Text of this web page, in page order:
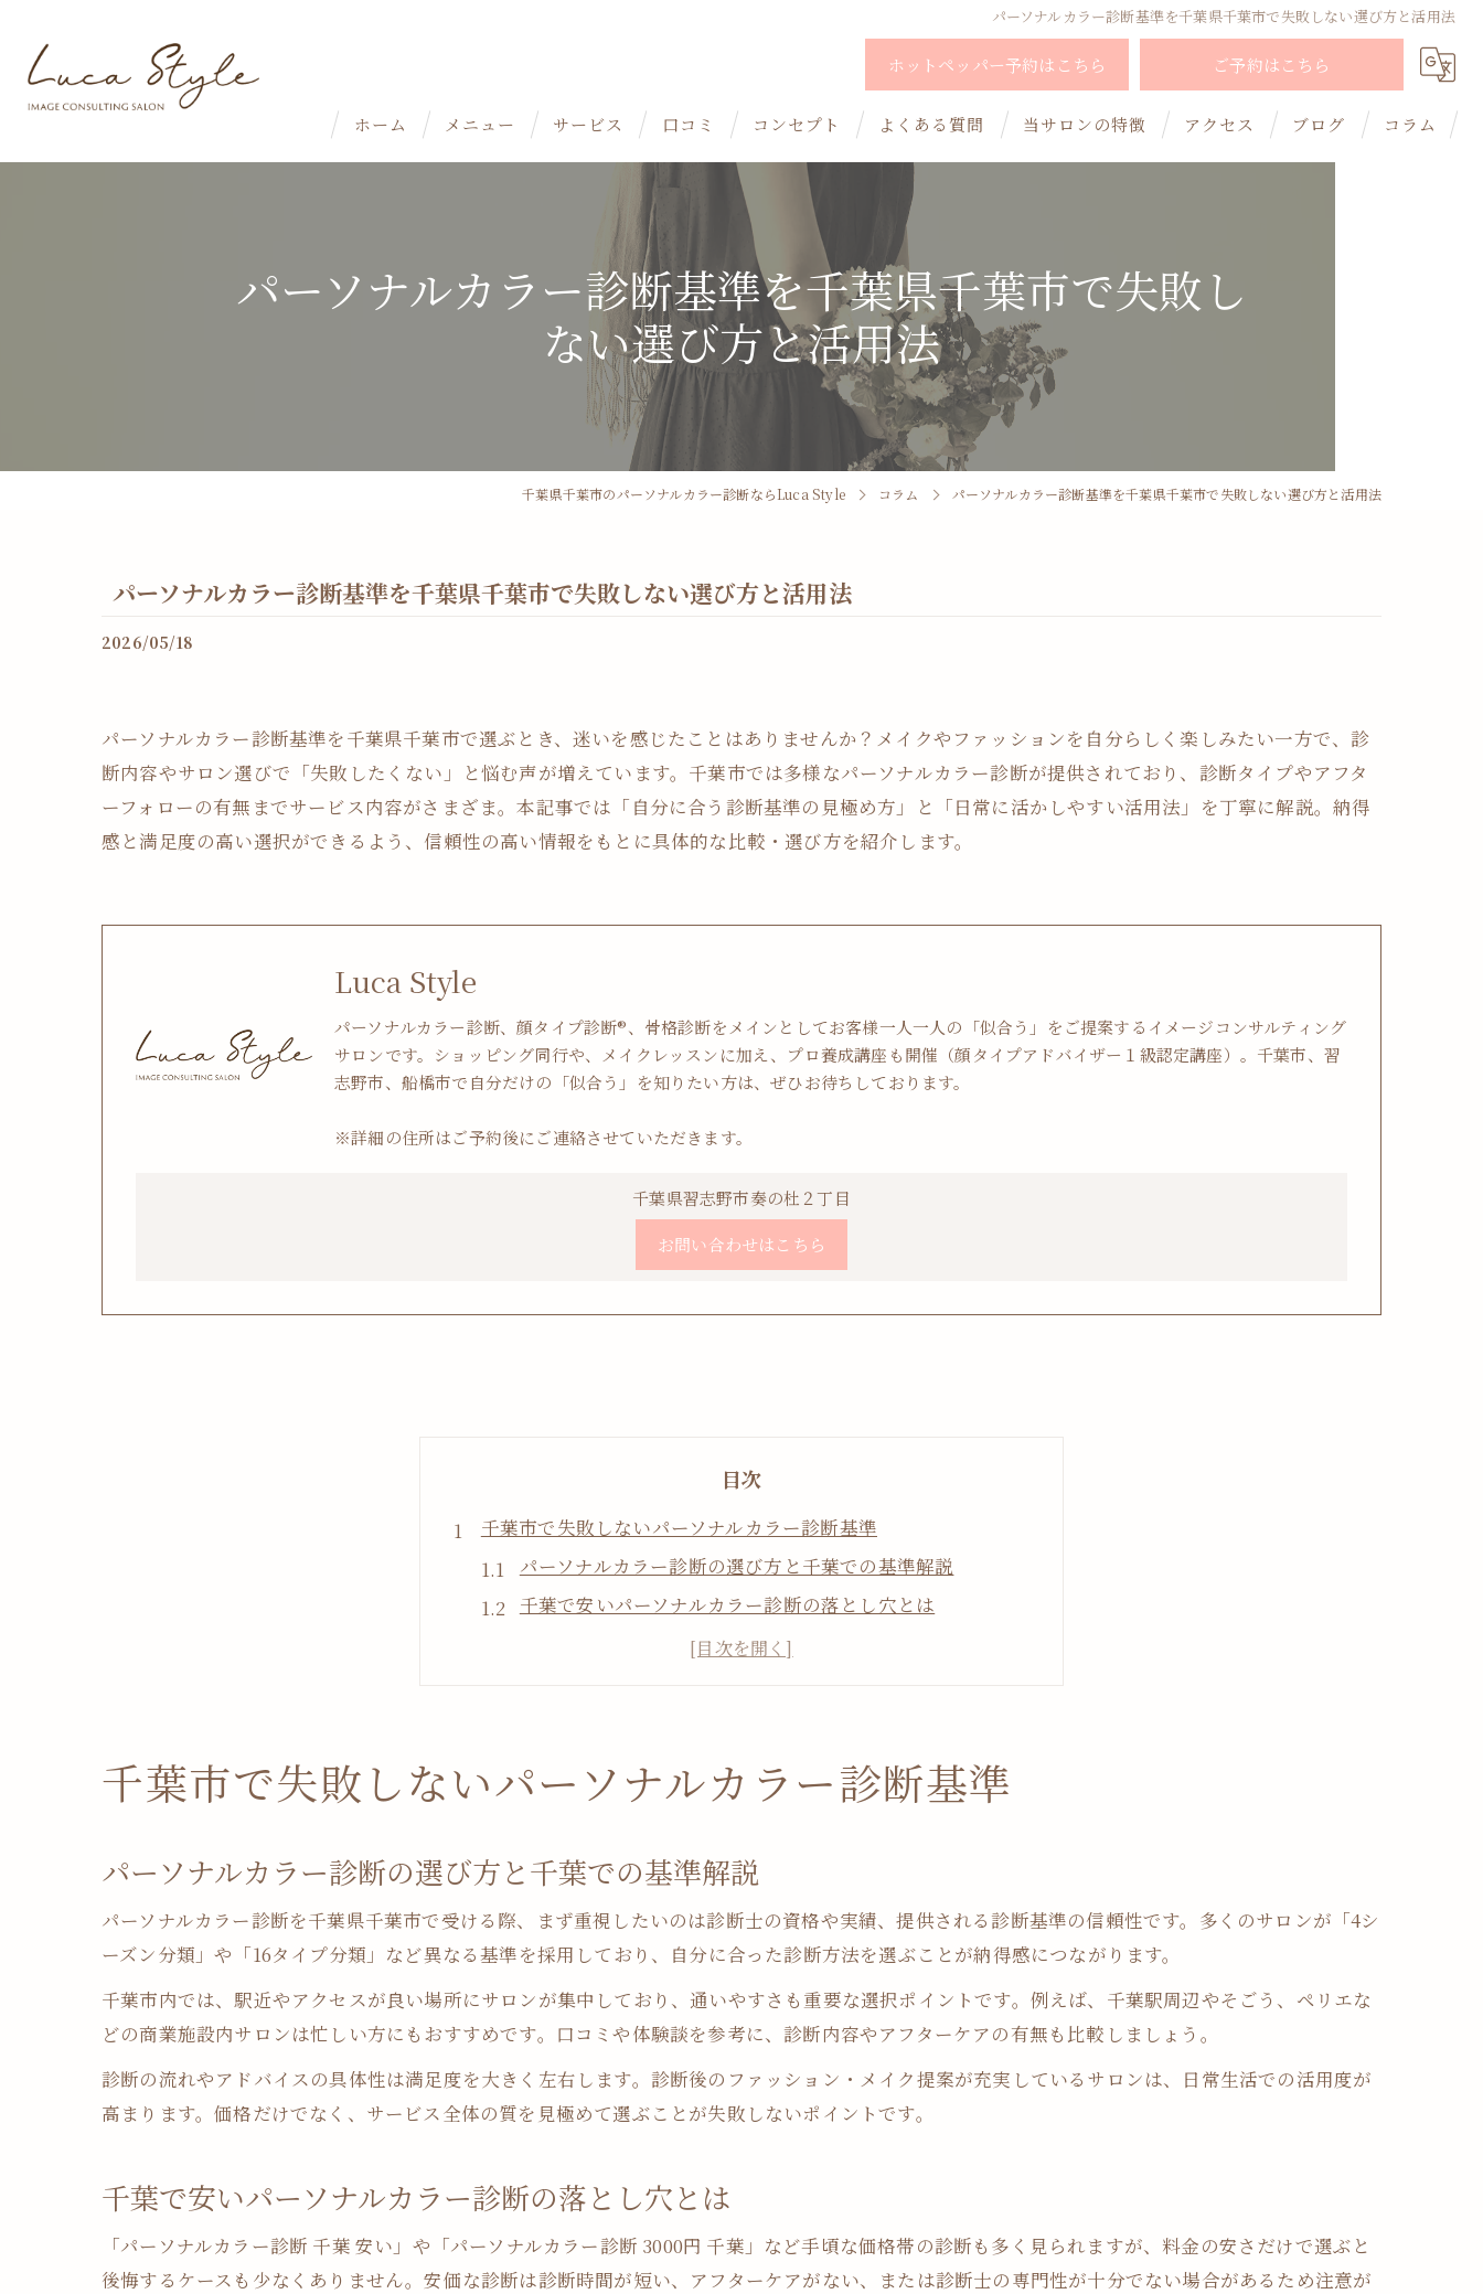
パーソナルカラー診断基準を千葉県千葉市で失敗しない選び方と活用法
ホットペッパー予約はこちら ご予約はこちら
ホーム メニュー サービス 口コミ コンセプト
代表あいさつ
よくある質問 当サロンの特徴
子連れ診断
安いメニューも提供
メイクアドバイス
アクセス ブログ コラム
パーソナルカラー診断基準を千葉県千葉市で失敗し
ない選び方と活用法
千葉県千葉市のパーソナルカラー診断ならLuca Style コラム パーソナルカラー診断基準を千葉県千葉市で失敗しない選び方と活用法
パーソナルカラー診断基準を千葉県千葉市で失敗しない選び方と活用法
2026/05/18
パーソナルカラー診断基準を千葉県千葉市で選ぶとき、迷いを感じたことはありませんか？メイクやファッションを自分らしく楽しみたい一方で、診
断内容やサロン選びで「失敗したくない」と悩む声が増えています。千葉市では多様なパーソナルカラー診断が提供されており、診断タイプやアフタ
ーフォローの有無までサービス内容がさまざま。本記事では「自分に合う診断基準の見極め方」と「日常に活かしやすい活用法」を丁寧に解説。納得
感と満足度の高い選択ができるよう、信頼性の高い情報をもとに具体的な比較・選び方を紹介します。
Luca Style
パーソナルカラー診断、顔タイプ診断®︎、骨格診断をメインとしてお客様一人一人の「似合う」をご提案するイメージコンサルティング
サロンです。ショッピング同行や、メイクレッスンに加え、プロ養成講座も開催（顔タイプアドバイザー１級認定講座）。千葉市、習
志野市、船橋市で自分だけの「似合う」を知りたい方は、ぜひお待ちしております。
※詳細の住所はご予約後にご連絡させていただきます。
千葉県習志野市奏の杜２丁目
お問い合わせはこちら
目次
千葉市で失敗しないパーソナルカラー診断基準
パーソナルカラー診断の選び方と千葉での基準解説
千葉で安いパーソナルカラー診断の落とし穴とは
千葉市で人気のパーソナルカラー診断比較のコツ
パーソナルカラー診断千葉エリアの無料サービス事情
納得感を高めるパーソナルカラー診断のポイント
パーソナルカラー診断で納得感を得るためのチェック項目
診断士選びで失敗しないパーソナルカラー診断のコツ
口コミで評判のパーソナルカラー診断 千葉市の選び方
診断料と内容を見極めるパーソナルカラー診断のポイント
40代女性にも安心な千葉のパーソナルカラー活用術
40代におすすめのパーソナルカラー診断活用法
パーソナルカラー診断で仕事服やメイクを選ぶコツ
千葉で人気のパーソナルカラー診断40代向けポイント
パーソナルカラー診断で若々しさと品を手に入れる方法
安いだけじゃないパーソナルカラー診断の選び方
千葉市で失敗しないパーソナルカラー診断基準
パーソナルカラー診断の選び方と千葉での基準解説
パーソナルカラー診断を千葉県千葉市で受ける際、まず重視したいのは診断士の資格や実績、提供される診断基準の信頼性です。多くのサロンが「4シ
ーズン分類」や「16タイプ分類」など異なる基準を採用しており、自分に合った診断方法を選ぶことが納得感につながります。
千葉市内では、駅近やアクセスが良い場所にサロンが集中しており、通いやすさも重要な選択ポイントです。例えば、千葉駅周辺やそごう、ペリエな
どの商業施設内サロンは忙しい方にもおすすめです。口コミや体験談を参考に、診断内容やアフターケアの有無も比較しましょう。
診断の流れやアドバイスの具体性は満足度を大きく左右します。診断後のファッション・メイク提案が充実しているサロンは、日常生活での活用度が
高まります。価格だけでなく、サービス全体の質を見極めて選ぶことが失敗しないポイントです。
千葉で安いパーソナルカラー診断の落とし穴とは
「パーソナルカラー診断 千葉 安い」や「パーソナルカラー診断 3000円 千葉」など手頃な価格帯の診断も多く見られますが、料金の安さだけで選ぶと
後悔するケースも少なくありません。安価な診断は診断時間が短い、アフターケアがない、または診断士の専門性が十分でない場合があるため注意が